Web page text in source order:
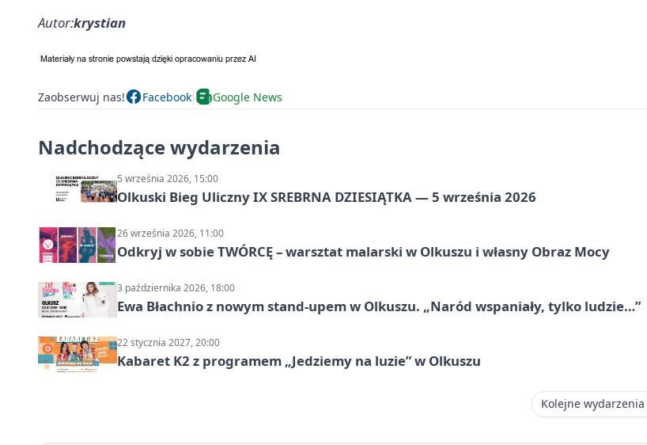
Autor:krystian
Zaobserwuj nas! Facebook Google News
Nadchodzące wydarzenia
5 września 2026, 15:00
Olkuski Bieg Uliczny IX SREBRNA DZIESIĄTKA — 5 września 2026
26 września 2026, 11:00
Odkryj w sobie TWÓRCĘ – warsztat malarski w Olkuszu i własny Obraz Mocy
3 października 2026, 18:00
Ewa Błachnio z nowym stand-upem w Olkuszu. „Naród wspaniały, tylko ludzie…”
22 stycznia 2027, 20:00
Kabaret K2 z programem „Jedziemy na luzie” w Olkuszu
Kolejne wydarzenia